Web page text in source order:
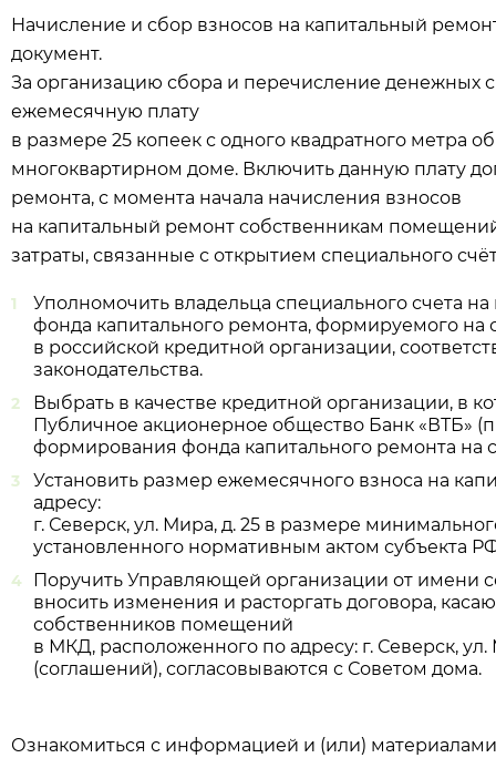
Начисление и сбор взносов на капитальный
документ.
За организацию сбора и перечисление денежных
ежемесячную плату
в размере 25 копеек с одного квадратного
многоквартирном доме. Включить данную плату
ремонта, с момента начала начисления взносов
на капитальный ремонт собственникам
затраты, связанные с открытием специального
Уполномочить владельца специального счета
фонда капитального ремонта, формируемого на
в российской кредитной организации,
законодательства.
Выбрать в качестве кредитной организации, в
Публичное акционерное общество Банк «ВТБ»
формирования фонда капитального ремонта на
Установить размер ежемесячного взноса на
адресу:
г. Северск, ул. Мира, д. 25 в размере
установленного нормативным актом субъекта
Поручить Управляющей организации от имени
вносить изменения и расторгать договора,
собственников помещений
в МКД, расположенного по адресу: г. Северск,
(соглашений), согласовываются с Советом дома.
Ознакомиться с информацией и (или)